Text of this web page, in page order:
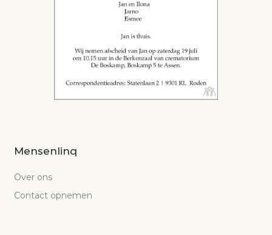
Mensenlinq
Over ons
Contact opnemen